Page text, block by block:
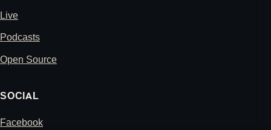
Live
Podcasts
Open Source
SOCIAL
Facebook